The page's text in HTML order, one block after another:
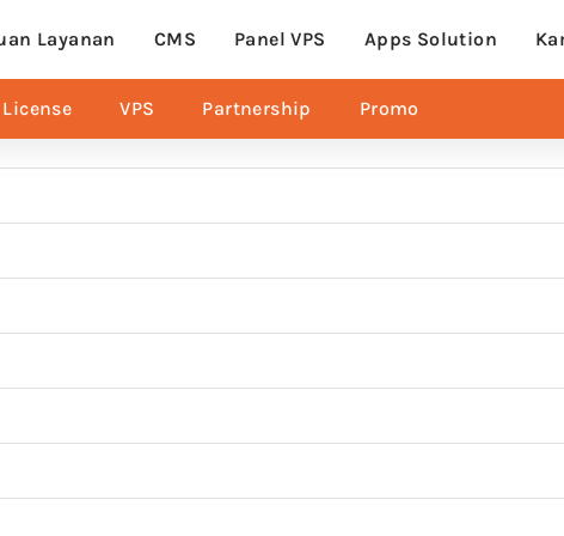
Layanan CMS Panel VPS Apps Solution
VPS Partnership Promo